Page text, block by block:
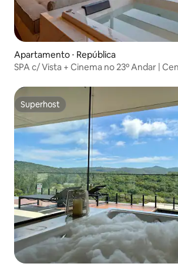
Apartamento ⋅ República
SPA c/ Vista + Cinema no 23º Andar |
Superhost
Superhost